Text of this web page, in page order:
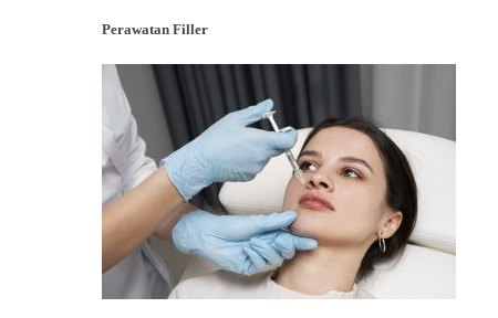
Perawatan Filler